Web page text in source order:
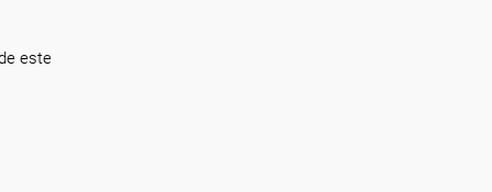
este